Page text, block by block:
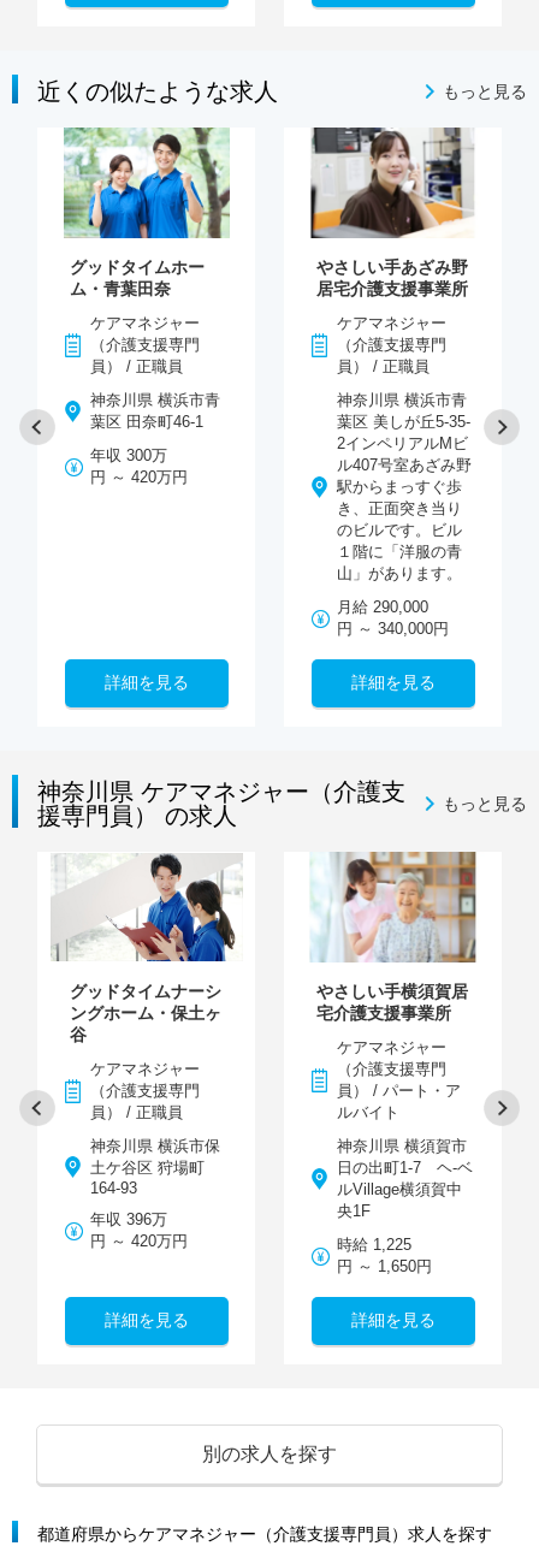
近くの似たような求人 もっと見る
グッドタイムホー
ム・青葉田奈
ケアマネジャー
（介護支援専門
員） / 正職員
神奈川県 横浜市青
葉区 田奈町46-1
年収 300万
円 ～ 420万円
詳細を見る
やさしい手あざみ野
居宅介護支援事業所
ケアマネジャー
（介護支援専門
員） / 正職員
神奈川県 横浜市青
葉区 美しが丘5-35-
2インペリアルMビ
ル407号室あざみ野
駅からまっすぐ歩
き、正面突き当り
のビルです。ビル
１階に「洋服の青
山」があります。
月給 290,000
円 ～ 340,000円
詳細を見る
神奈川県 ケアマネジャー（介護支
援専門員） の求人
もっと見る
グッドタイムナーシ
ングホーム・保土ヶ
谷
ケアマネジャー
（介護支援専門
員） / 正職員
神奈川県 横浜市保
土ケ谷区 狩場町
164-93
年収 396万
円 ～ 420万円
詳細を見る
やさしい手横須賀居
宅介護支援事業所
ケアマネジャー
（介護支援専門
員） / パート・ア
ルバイト
神奈川県 横須賀市
日の出町1-7 ヘ-ベ
ルVillage横須賀中
央1F
時給 1,225
円 ～ 1,650円
詳細を見る
別の求人を探す
都道府県からケアマネジャー（介護支援専門員）求人を探す